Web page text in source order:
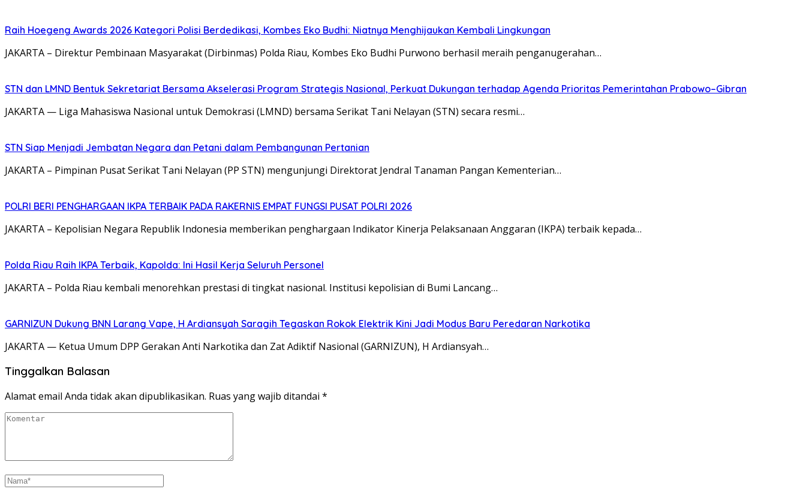
Raih Hoegeng Awards 2026 Kategori Polisi Berdedikasi, Kombes Eko Budhi: Niatnya Menghijaukan Kembali Lingkungan
JAKARTA – Direktur Pembinaan Masyarakat (Dirbinmas) Polda Riau, Kombes Eko Budhi Purwono berhasil meraih penganugerahan…
STN dan LMND Bentuk Sekretariat Bersama Akselerasi Program Strategis Nasional, Perkuat Dukungan terhadap Agenda Prioritas Pemerintahan Prabowo–Gibran
JAKARTA — Liga Mahasiswa Nasional untuk Demokrasi (LMND) bersama Serikat Tani Nelayan (STN) secara resmi…
STN Siap Menjadi Jembatan Negara dan Petani dalam Pembangunan Pertanian
JAKARTA – Pimpinan Pusat Serikat Tani Nelayan (PP STN) mengunjungi Direktorat Jendral Tanaman Pangan Kementerian…
POLRI BERI PENGHARGAAN IKPA TERBAIK PADA RAKERNIS EMPAT FUNGSI PUSAT POLRI 2026
JAKARTA – Kepolisian Negara Republik Indonesia memberikan penghargaan Indikator Kinerja Pelaksanaan Anggaran (IKPA) terbaik kepada…
Polda Riau Raih IKPA Terbaik, Kapolda: Ini Hasil Kerja Seluruh Personel
JAKARTA – Polda Riau kembali menorehkan prestasi di tingkat nasional. Institusi kepolisian di Bumi Lancang…
GARNIZUN Dukung BNN Larang Vape, H Ardiansyah Saragih Tegaskan Rokok Elektrik Kini Jadi Modus Baru Peredaran Narkotika
JAKARTA — Ketua Umum DPP Gerakan Anti Narkotika dan Zat Adiktif Nasional (GARNIZUN), H Ardiansyah…
Tinggalkan Balasan
Alamat email Anda tidak akan dipublikasikan. Ruas yang wajib ditandai *